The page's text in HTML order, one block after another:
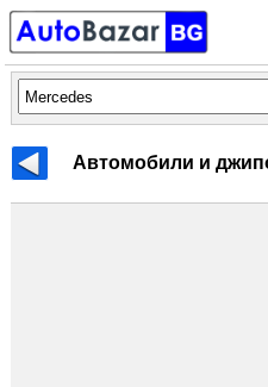
Автомобили и